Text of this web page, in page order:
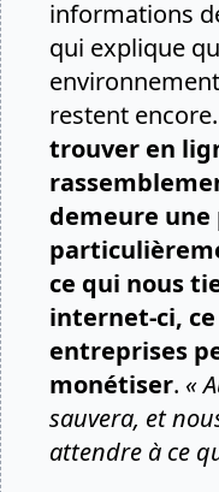
informations
qui explique
restent encore.
trouver en
demeure une
ce qui nous
internet-ci, ce
entreprises
monétiser. «
sauvera, et
attendre à ce